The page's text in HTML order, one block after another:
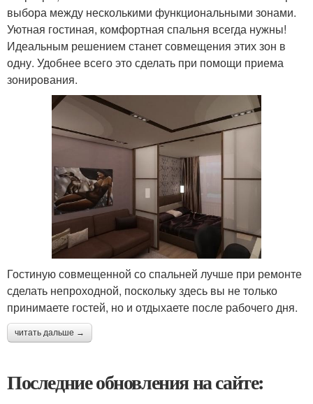
выбора между несколькими функциональными зонами.
Уютная гостиная, комфортная спальня всегда нужны!
Идеальным решением станет совмещения этих зон в
одну. Удобнее всего это сделать при помощи приема
зонирования.
Гостиную совмещенной со спальней лучше при ремонте
сделать непроходной, поскольку здесь вы не только
принимаете гостей, но и отдыхаете после рабочего дня.
читать дальше →
Последние обновления на сайте: